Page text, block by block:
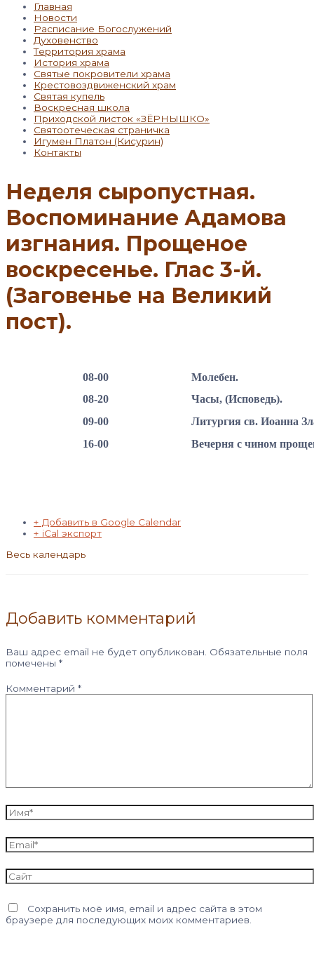
Главная
Новости
Расписание Богослужений
Духовенство
Территория храма
История храма
Святые покровители храма
Крестовоздвиженский храм
Святая купель
Воскресная школа
Приходской листок «ЗЁРНЫШКО»
Святоотеческая страничка
Игумен Платон (Кисурин)
Контакты
Неделя сыропустная.
Воспоминание Адамова
изгнания. Прощеное
воскресенье. Глас 3-й.
(Заговенье на Великий
пост).
08-00
08-20
09-00
16-00
Молебен.
Часы, (Исповедь).
Литургия св. Иоанна
Вечерня с чином
+ Добавить в Google Calendar
+ iCal экспорт
Весь календарь
Добавить комментарий
Ваш адрес email не будет опубликован. Обязательные поля
помечены *
Комментарий *
Имя*
Email*
Сайт
Сохранить моё имя, email и адрес сайта в этом
браузере для последующих моих комментариев.